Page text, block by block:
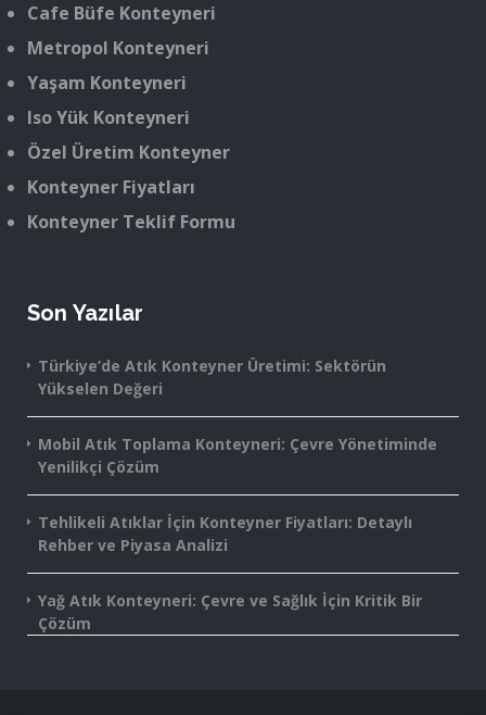
Cafe Büfe Konteyneri
Metropol Konteyneri
Yaşam Konteyneri
Iso Yük Konteyneri
Özel Üretim Konteyner
Konteyner Fiyatları
Konteyner Teklif Formu
Son Yazılar
Türkiye’de Atık Konteyner Üretimi: Sektörün
Yükselen Değeri
Mobil Atık Toplama Konteyneri: Çevre Yönetiminde
Yenilikçi Çözüm
Tehlikeli Atıklar İçin Konteyner Fiyatları: Detaylı
Rehber ve Piyasa Analizi
Yağ Atık Konteyneri: Çevre ve Sağlık İçin Kritik Bir
Çözüm